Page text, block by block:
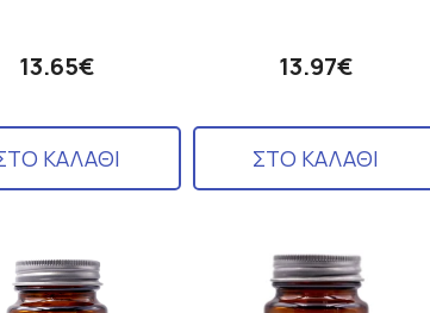
13.65€
ΚΑΛΑΘΙ
13.97€
ΣΤΟ ΚΑΛΑΘΙ